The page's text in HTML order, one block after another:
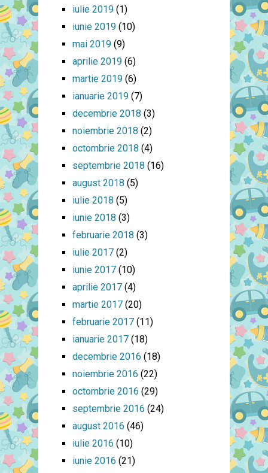
iulie 2019(1)
iunie 2019(10)
mai 2019(9)
aprilie 2019(6)
martie 2019(6)
ianuarie 2019(7)
decembrie 2018 (3)
noiembrie 2018 (2)
octombrie 2018 (4)
septembrie 2018 (16)
august 2018 (5)
iulie 2018 (5)
iunie 2018 (3)
februarie 2018 (3)
iulie 2017(2)
iunie 2017(10)
aprilie 2017(4)
martie 2017(20)
februarie 2017(11)
ianuarie 2017(18)
decembrie 2016 (18)
noiembrie 2016 (22)
octombrie 2016 (29)
septembrie 2016 (24)
august 2016 (46)
iulie 2016 (10)
iunie 2016 (21)